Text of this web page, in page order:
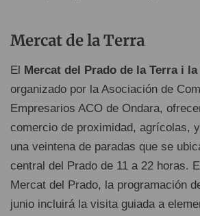
Mercat de la Terra
El Mercat del Prado de la Terra i
organizado por la Asociación de
Empresarios ACO de Ondara,
comercio de proximidad, agrícolas,
una veintena de paradas que se
central del Prado de 11 a 22 horas.
Mercat del Prado, la programación
junio incluirá la visita guiada a